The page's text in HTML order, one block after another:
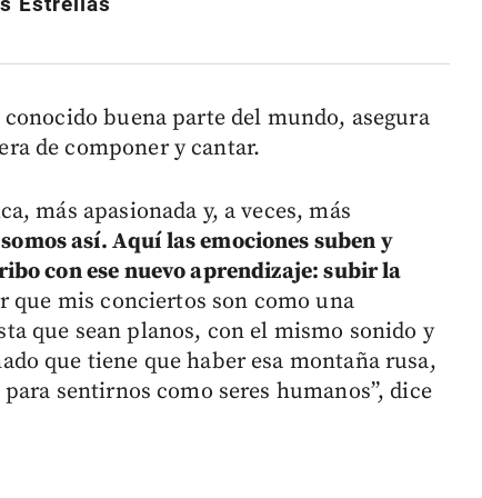
buena parte del mundo, asegura
de componer y cantar.
más apasionada y, a veces, más
así. Aquí las emociones suben y
con ese nuevo aprendizaje: subir la
que mis conciertos son como una
que sean planos, con el mismo sonido y
que tiene que haber esa montaña rusa,
sentirnos como seres humanos”, dice